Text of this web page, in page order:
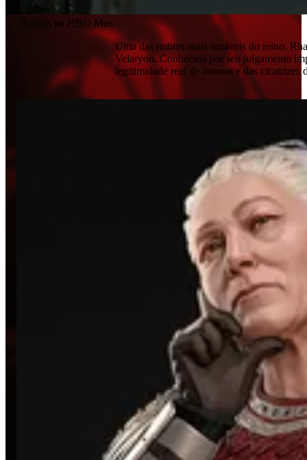
Assista na HBO Max
Uma das nobres mais notáveis do reino,
Velaryon. Conhecida por seu julgamento
legitimidade real de outrora e das cicatrizes